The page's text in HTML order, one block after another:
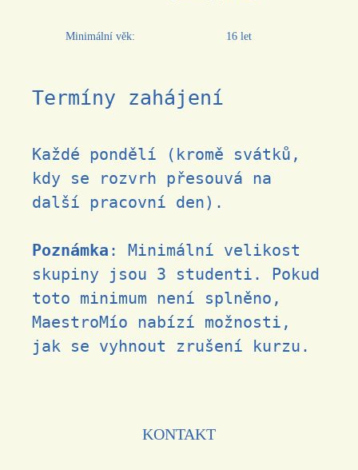
Minimální věk: 16 let
Termíny zahájení
Každé pondělí (kromě svátků,
kdy se rozvrh přesouvá na
další pracovní den).
Poznámka : Minimální velikost
skupiny jsou 3 studenti. Pokud
toto minimum není splněno,
MaestroMío nabízí možnosti,
jak se vyhnout zrušení kurzu.
KONTAKT